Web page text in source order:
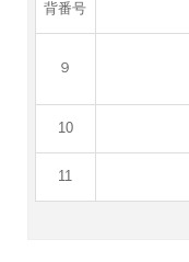
背番号
９
10
11